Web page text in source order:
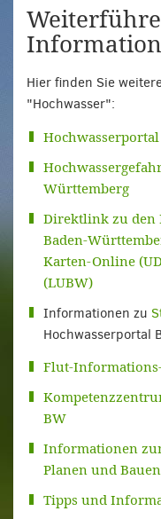
Hier finden Sie
"Hochwasser":
Württemberg
Direktlink zu den
Baden-
Karten-Online
(LUBW)
Informationen zu
Hochwasserportal
Flut-
BW
Informationen
Planen und Bauen
Tipps und